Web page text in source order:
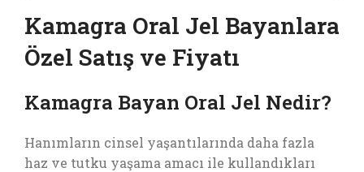
Kamagra Oral Jel Bayanlara
Özel Satış ve Fiyatı
Kamagra Bayan Oral Jel Nedir?
Hanımların cinsel yaşantılarında daha fazla
haz ve tutku yaşama amacı ile kullandıkları